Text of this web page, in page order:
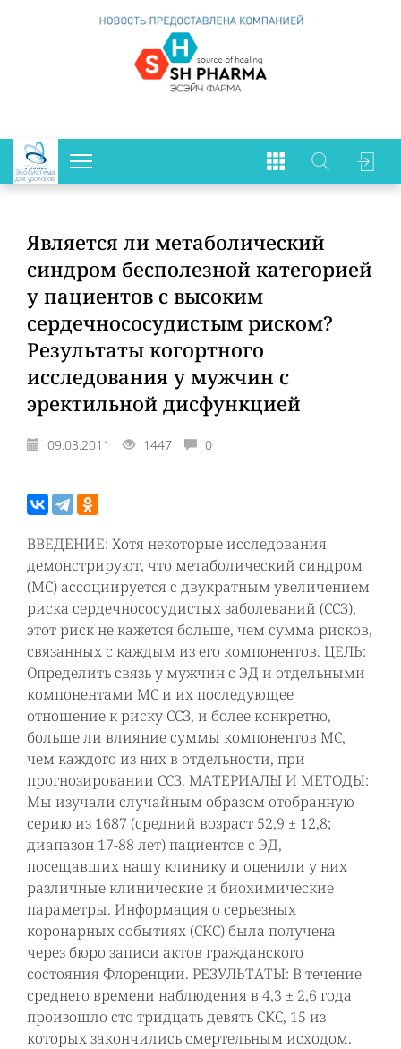
Экосистема
для урологов
Является ли метаболический
синдром бесполезной категорией
у пациентов с высоким
сердечнососудистым риском?
Результаты когортного
исследования у мужчин с
эректильной дисфункцией
09.03.2011 1447 0
ВВЕДЕНИЕ: Хотя некоторые исследования
демонстрируют, что метаболический синдром
(МС) ассоциируется с двукратным увеличением
риска сердечнососудистых заболеваний (ССЗ),
этот риск не кажется больше, чем сумма рисков,
связанных с каждым из его компонентов. ЦЕЛЬ:
Определить связь у мужчин с ЭД и отдельными
компонентами МС и их последующее
отношение к риску ССЗ, и более конкретно,
больше ли влияние суммы компонентов МС,
чем каждого из них в отдельности, при
прогнозировании ССЗ. МАТЕРИАЛЫ И МЕТОДЫ:
Мы изучали случайным образом отобранную
серию из 1687 (средний возраст 52,9 ± 12,8;
диапазон 17-88 лет) пациентов с ЭД,
посещавших нашу клинику и оценили у них
различные клинические и биохимические
параметры. Информация о серьезных
коронарных событиях (СКС) была получена
через бюро записи актов гражданского
состояния Флоренции. РЕЗУЛЬТАТЫ: В течение
среднего времени наблюдения в 4,3 ± 2,6 года
произошло сто тридцать девять СКС, 15 из
которых закончились смертельным исходом.